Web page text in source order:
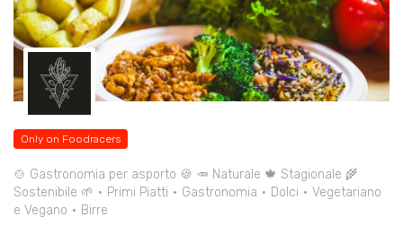
Only on Foodracers
🍲 Gastronomia per asporto 🍪 🥕 Naturale 🍁 Stagionale 🌾
Sostenibile 🌱
Primi Piatti Gastronomia Dolci
Vegetariano
e Vegano
Birre